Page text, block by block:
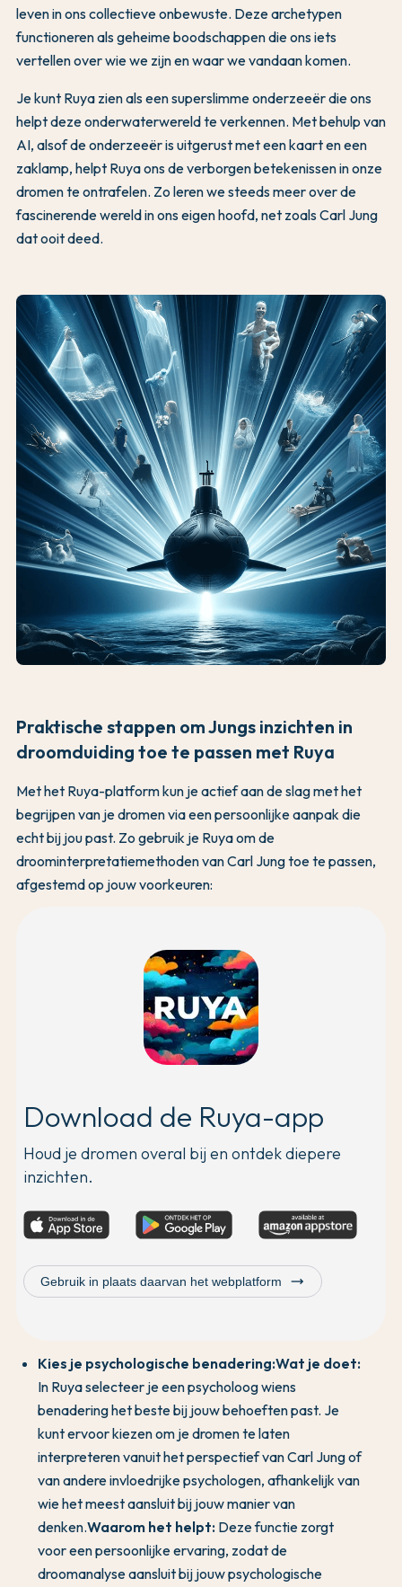
leven in ons collectieve onbewuste. Deze archetypen
functioneren als geheime boodschappen die ons iets
vertellen over wie we zijn en waar we vandaan komen.
Je kunt Ruya zien als een superslimme onderzeeër die ons
helpt deze onderwaterwereld te verkennen. Met behulp van
AI, alsof de onderzeeër is uitgerust met een kaart en een
zaklamp, helpt Ruya ons de verborgen betekenissen in onze
dromen te ontrafelen. Zo leren we steeds meer over de
fascinerende wereld in ons eigen hoofd, net zoals Carl Jung
dat ooit deed.
Praktische stappen om Jungs inzichten in
droomduiding toe te passen met Ruya
Met het Ruya-platform kun je actief aan de slag met het
begrijpen van je dromen via een persoonlijke aanpak die
echt bij jou past. Zo gebruik je Ruya om de
droominterpretatiemethoden van Carl Jung toe te passen,
afgestemd op jouw voorkeuren:
Download de Ruya-app
Houd je dromen overal bij en ontdek diepere
inzichten.
Gebruik in plaats daarvan het webplatform trending_flat
Kies je psychologische benadering:Wat je doet:
In Ruya selecteer je een psycholoog wiens
benadering het beste bij jouw behoeften past. Je
kunt ervoor kiezen om je dromen te laten
interpreteren vanuit het perspectief van Carl Jung of
van andere invloedrijke psychologen, afhankelijk van
wie het meest aansluit bij jouw manier van
denken.Waarom het helpt: Deze functie zorgt
voor een persoonlijke ervaring, zodat de
droomanalyse aansluit bij jouw psychologische